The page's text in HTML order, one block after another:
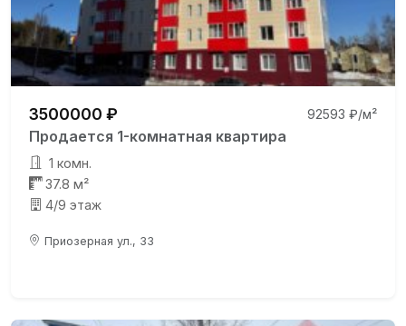
3500000 ₽ 92593 ₽/м²
Продается 1-комнатная квартира
1 комн.
37.8 м²
4/9 этаж
Приозерная ул., 33